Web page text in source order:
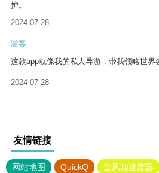
护。
2024-07-28
游客
这款app就像我的私人导游，带我领略世界
2024-07-28
友情链接
网站地图 QuickQ 旋风加速度器